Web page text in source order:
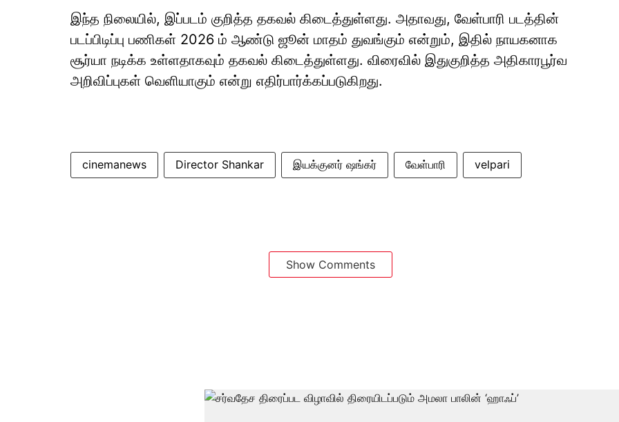
இந்த நிலையில், இப்படம் குறித்த தகவல் கிடைத்துள்ளது. அதாவது, வேள்பாரி படத்தின்
படப்பிடிப்பு பணிகள் 2026 ம் ஆண்டு ஜூன் மாதம் துவங்கும் என்றும், இதில் நாயகனாக
சூர்யா நடிக்க உள்ளதாகவும் தகவல் கிடைத்துள்ளது. விரைவில் இதுகுறித்த அதிகாரபூர்வ
அறிவிப்புகள் வெளியாகும் என்று எதிர்பார்க்கப்படுகிறது.
cinemanews Director Shankar இயக்குனர் ஷங்கர் வேள்பாரி velpari
Show Comments